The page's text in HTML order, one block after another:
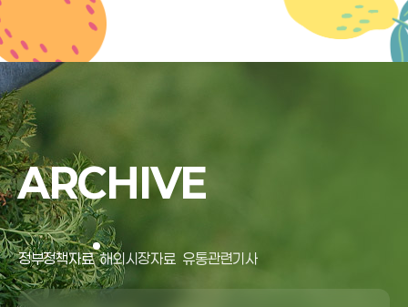
ARCHIVE
정부정책자료 해외시장자료 유통관련기사